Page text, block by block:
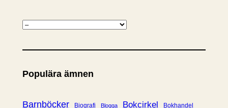
K
t
g
r
Populära ämnen
Barnböcker Biografi Blogga Bokcirkel Bokhandel